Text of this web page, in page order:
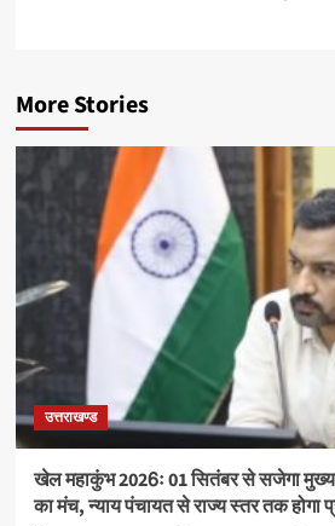
More Stories
उत्तराखण्ड
खेल महाकुंभ 2026ः 01 सितंबर से सजेगा
का मंच, न्याय पंचायत से राज्य स्तर तक होगा